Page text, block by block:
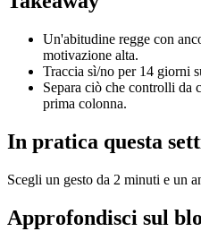
Un'abitudine regge con
motivazione alta.
Traccia sì/no per 14 giorni
Separa ciò che controlli
prima colonna.
In pratica questa
Scegli un gesto da 2 minuti e un
Approfondisci sul